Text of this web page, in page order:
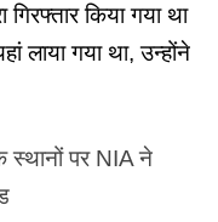
गिरफ्तार किया गया था
लाया गया था, उन्होंने
पर NIA ने